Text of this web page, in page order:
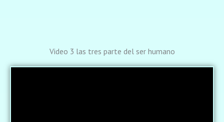
Video 3 las tres parte del ser humano